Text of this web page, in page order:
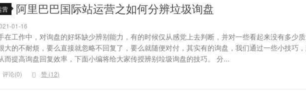
营 阿里巴巴国际站运营之如何分辨垃圾询盘
01-16
在工作中，对询盘的好坏缺少辨别能力，有的时候仅从感觉上去判断，并对一些看起来没有多少
大的不耐烦，要么直接就忽略不回复了，要么就随便对付，其实有的询盘，我们通过一些小技巧
而提高询盘回复效率，下面小编将给大家传授辨别垃圾询盘的技巧。 分...
评论(0) 赞 (12)